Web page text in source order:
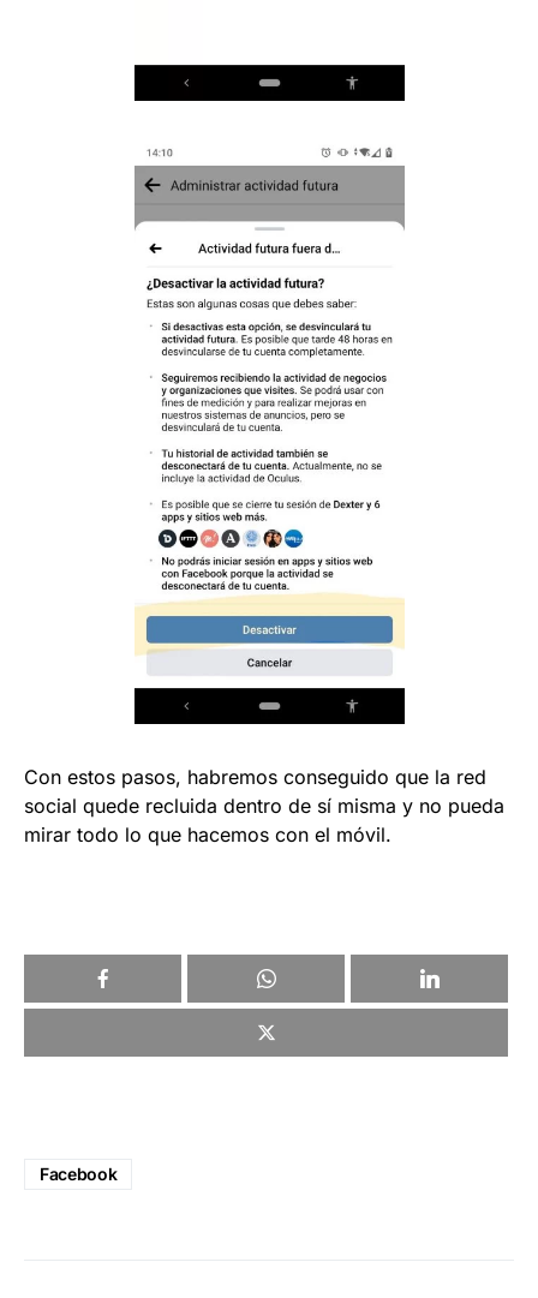
Con estos pasos, habremos conseguido que la red
social quede recluida dentro de sí misma y no pueda
mirar todo lo que hacemos con el móvil.
Facebook